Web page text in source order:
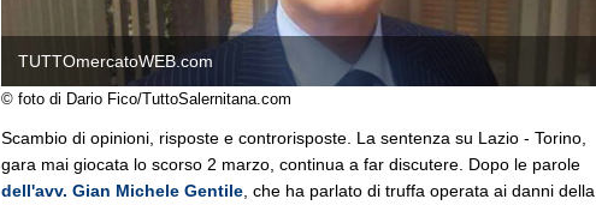
TUTTOmercatoWEB.com
© foto di Dario Fico/TuttoSalernitana.com
Scambio di opinioni, risposte e controrisposte. La sentenza su Lazio - Torino,
gara mai giocata lo scorso 2 marzo, continua a far discutere. Dopo le parole
dell'avv. Gian Michele Gentile , che ha parlato di truffa operata ai danni della